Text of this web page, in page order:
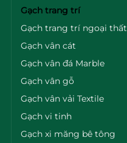
Gạch trang trí
Gạch trang trí ngoại thất
Gạch vân cát
Gạch vân đá Marble
Gạch vân gỗ
Gạch vân vải Textile
Gạch vi tinh
Gạch xi măng bê tông